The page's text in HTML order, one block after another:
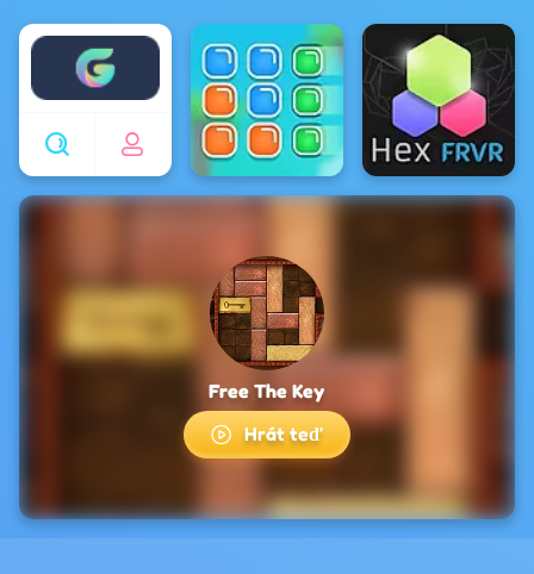
Enjoy4fun
Free The Key
Hrát teď